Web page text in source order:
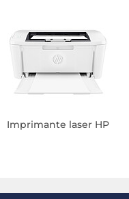
Imprimante laser HP